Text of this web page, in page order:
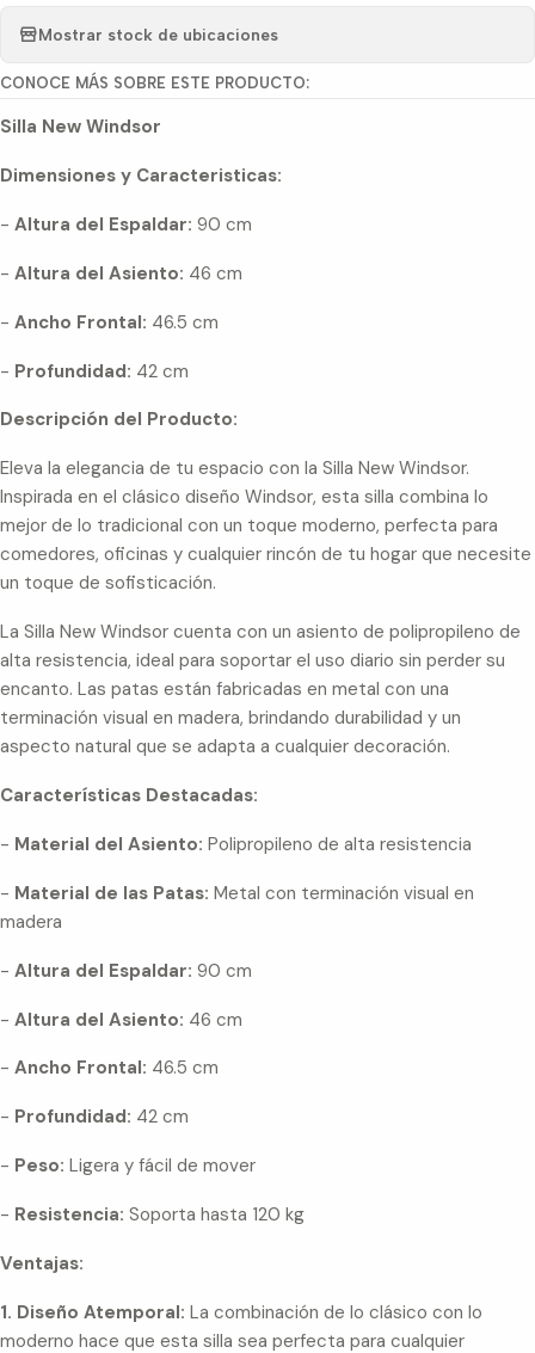
Mostrar stock de ubicaciones
CONOCE MÁS SOBRE ESTE PRODUCTO:
Silla New Windsor
Dimensiones y Caracteristicas:
- Altura del Espaldar: 90 cm
- Altura del Asiento: 46 cm
- Ancho Frontal: 46.5 cm
- Profundidad: 42 cm
Descripción del Producto:
Eleva la elegancia de tu espacio con la Silla New Windsor.
Inspirada en el clásico diseño Windsor, esta silla combina lo
mejor de lo tradicional con un toque moderno, perfecta para
comedores, oficinas y cualquier rincón de tu hogar que necesite
un toque de sofisticación.
La Silla New Windsor cuenta con un asiento de polipropileno de
alta resistencia, ideal para soportar el uso diario sin perder su
encanto. Las patas están fabricadas en metal con una
terminación visual en madera, brindando durabilidad y un
aspecto natural que se adapta a cualquier decoración.
Características Destacadas:
- Material del Asiento: Polipropileno de alta resistencia
- Material de las Patas: Metal con terminación visual en
madera
- Altura del Espaldar: 90 cm
- Altura del Asiento: 46 cm
- Ancho Frontal: 46.5 cm
- Profundidad: 42 cm
- Peso: Ligera y fácil de mover
- Resistencia: Soporta hasta 120 kg
Ventajas:
1. Diseño Atemporal: La combinación de lo clásico con lo
moderno hace que esta silla sea perfecta para cualquier